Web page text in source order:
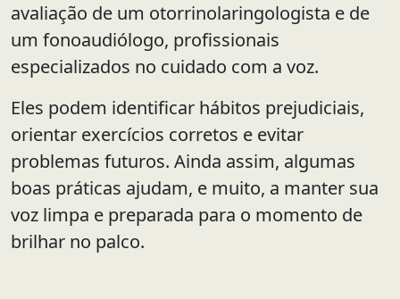
avaliação de um otorrinolaringologista e de
um fonoaudiólogo, profissionais
especializados no cuidado com a voz.
Eles podem identificar hábitos prejudiciais,
orientar exercícios corretos e evitar
problemas futuros. Ainda assim, algumas
boas práticas ajudam, e muito, a manter sua
voz limpa e preparada para o momento de
brilhar no palco.